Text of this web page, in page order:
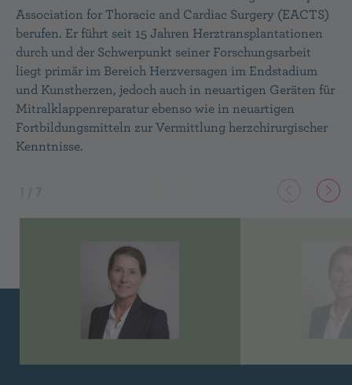
Association for Thoracic and Cardiac Surgery (EACTS)
berufen. Er führt seit 15 Jahren Herztransplantationen
durch und der Schwerpunkt seiner Forschungsarbeit
liegt primär im Bereich Herzversagen im Endstadium
und Kunstherzen, jedoch auch in neuartigen Geräten für
Mitralklappenreparatur ebenso wie in neuartigen
Fortbildungsmitteln zur Vermittlung herzchirurgischer
Kenntnisse.
Vorheriger
1 / 7